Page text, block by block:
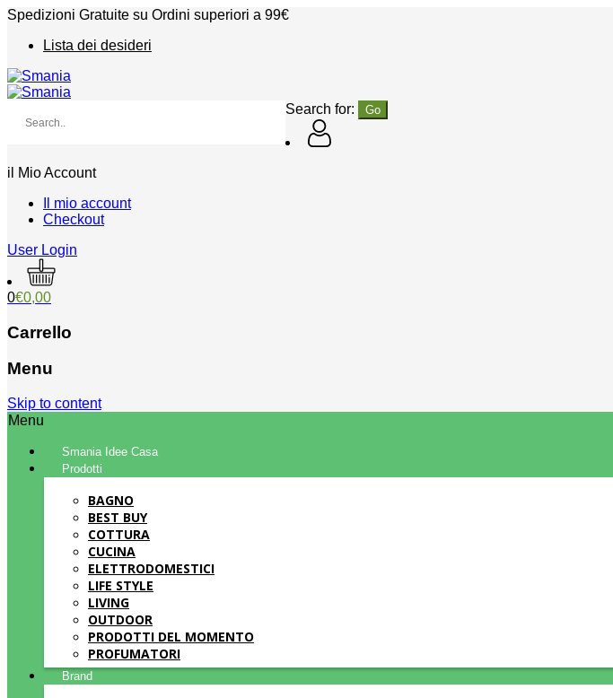
Spedizioni Gratuite su Ordini superiori a 99€
Lista dei desideri
Search for:
il Mio Account
Il mio account
Checkout
User Login
0€0,00
Carrello
Menu
Skip to content
Menu
Smania Idee Casa
Prodotti
BAGNO
BEST BUY
COTTURA
CUCINA
ELETTRODOMESTICI
LIFE STYLE
LIVING
OUTDOOR
PRODOTTI DEL MOMENTO
PROFUMATORI
Brand